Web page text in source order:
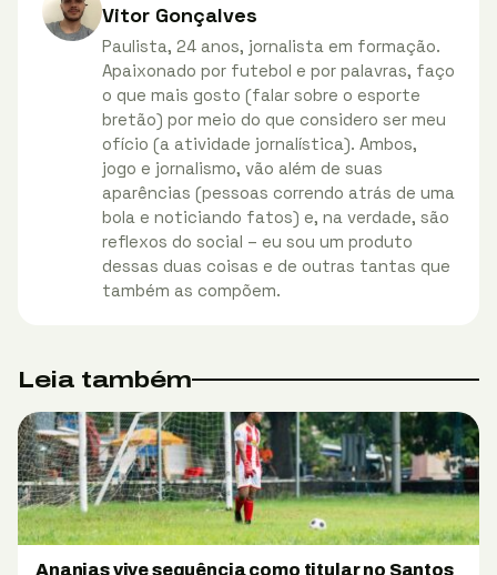
Vitor Gonçalves
Paulista, 24 anos, jornalista em formação.
Apaixonado por futebol e por palavras, faço
o que mais gosto (falar sobre o esporte
bretão) por meio do que considero ser meu
ofício (a atividade jornalística). Ambos,
jogo e jornalismo, vão além de suas
aparências (pessoas correndo atrás de uma
bola e noticiando fatos) e, na verdade, são
reflexos do social – eu sou um produto
dessas duas coisas e de outras tantas que
também as compõem.
Leia também
Ananias vive sequência como titular no Santos